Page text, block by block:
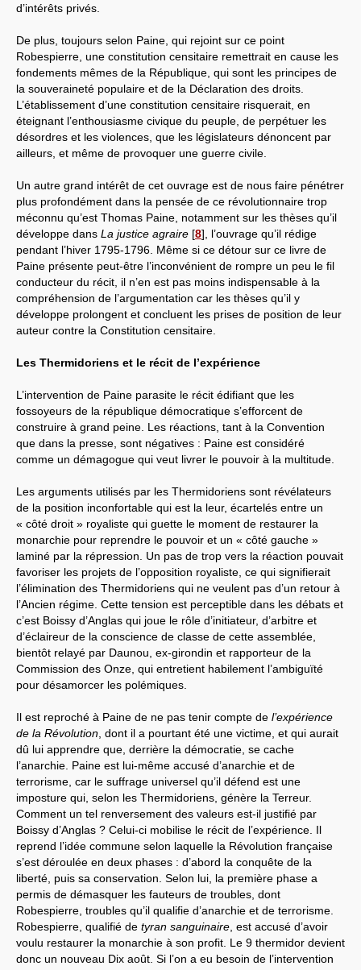
d’intérêts privés.
De plus, toujours selon Paine, qui rejoint sur ce point
Robespierre, une constitution censitaire remettrait en cause les
fondements mêmes de la République, qui sont les principes de
la souveraineté populaire et de la Déclaration des droits.
L’établissement d’une constitution censitaire risquerait, en
éteignant l’enthousiasme civique du peuple, de perpétuer les
désordres et les violences, que les législateurs dénoncent par
ailleurs, et même de provoquer une guerre civile.
Un autre grand intérêt de cet ouvrage est de nous faire pénétrer
plus profondément dans la pensée de ce révolutionnaire trop
méconnu qu’est Thomas Paine, notamment sur les thèses qu’il
développe dans La justice agraire [8] , l’ouvrage qu’il rédige
pendant l’hiver 1795-1796. Même si ce détour sur ce livre de
Paine présente peut-être l’inconvénient de rompre un peu le fil
conducteur du récit, il n’en est pas moins indispensable à la
compréhension de l’argumentation car les thèses qu’il y
développe prolongent et concluent les prises de position de leur
auteur contre la Constitution censitaire.
Les Thermidoriens et le récit de l’expérience
L’intervention de Paine parasite le récit édifiant que les
fossoyeurs de la république démocratique s’efforcent de
construire à grand peine. Les réactions, tant à la Convention
que dans la presse, sont négatives : Paine est considéré
comme un démagogue qui veut livrer le pouvoir à la multitude.
Les arguments utilisés par les Thermidoriens sont révélateurs
de la position inconfortable qui est la leur, écartelés entre un
« côté droit » royaliste qui guette le moment de restaurer la
monarchie pour reprendre le pouvoir et un « côté gauche »
laminé par la répression. Un pas de trop vers la réaction pouvait
favoriser les projets de l’opposition royaliste, ce qui signifierait
l’élimination des Thermidoriens qui ne veulent pas d’un retour à
l’Ancien régime. Cette tension est perceptible dans les débats et
c’est Boissy d’Anglas qui joue le rôle d’initiateur, d’arbitre et
d’éclaireur de la conscience de classe de cette assemblée,
bientôt relayé par Daunou, ex-girondin et rapporteur de la
Commission des Onze, qui entretient habilement l’ambiguïté
pour désamorcer les polémiques.
Il est reproché à Paine de ne pas tenir compte de l’expérience
de la Révolution , dont il a pourtant été une victime, et qui aurait
dû lui apprendre que, derrière la démocratie, se cache
l’anarchie. Paine est lui-même accusé d’anarchie et de
terrorisme, car le suffrage universel qu’il défend est une
imposture qui, selon les Thermidoriens, génère la Terreur.
Comment un tel renversement des valeurs est-il justifié par
Boissy d’Anglas ? Celui-ci mobilise le récit de l’expérience. Il
reprend l’idée commune selon laquelle la Révolution française
s’est déroulée en deux phases : d’abord la conquête de la
liberté, puis sa conservation. Selon lui, la première phase a
permis de démasquer les fauteurs de troubles, dont
Robespierre, troubles qu’il qualifie d’anarchie et de terrorisme.
Robespierre, qualifié de tyran sanguinaire , est accusé d’avoir
voulu restaurer la monarchie à son profit. Le 9 thermidor devient
donc un nouveau Dix août. Si l’on a eu besoin de l’intervention